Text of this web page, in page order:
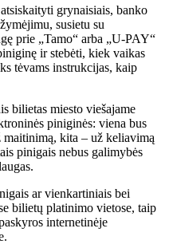
grynaisiais, banko
susietu su
prie „Tamo“ arba „U-PAY“
ir stebėti, kiek vaikas
tėvams instrukcijas, kaip
bilietas miesto viešajame
piniginės: viena bus
kita – už keliavimą
pinigais nebus galimybės
ar vienkartiniais bei
bilietų platinimo vietose, taip
internetinėje